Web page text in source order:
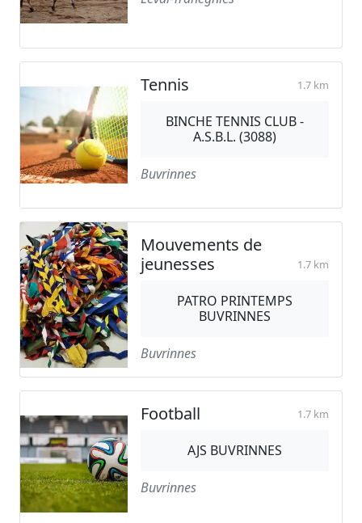
Tennis 1.7 km
BINCHE TENNIS CLUB -
A.S.B.L. (3088)
Buvrinnes
Mouvements de
jeunesses
1.7 km
PATRO PRINTEMPS
BUVRINNES
Buvrinnes
Football 1.7 km
AJS BUVRINNES
Buvrinnes